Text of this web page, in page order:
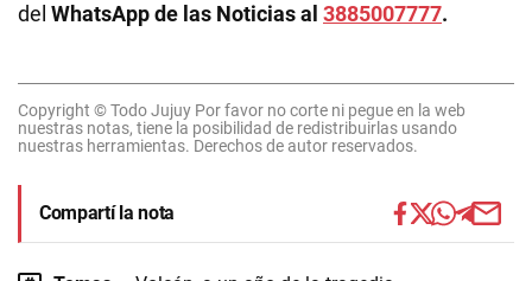
del WhatsApp de las Noticias al 3885007777.
Copyright © Todo Jujuy Por favor no corte ni pegue en la web
nuestras notas, tiene la posibilidad de redistribuirlas usando
nuestras herramientas. Derechos de autor reservados.
Compartí la nota